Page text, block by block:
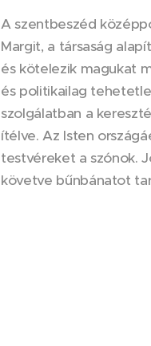
A szentbeszéd
Margit, a társaság
és kötelezik magukat
és politikailag
szolgálatban a
ítélve. Az Isten
testvéreket a szónok.
követve bűnbánatot